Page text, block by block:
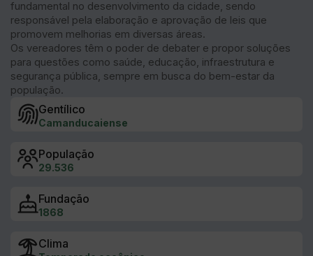
Gentílico
Camanducaiense
População
29.536
1868
Temperado oceânico
35
37650-000